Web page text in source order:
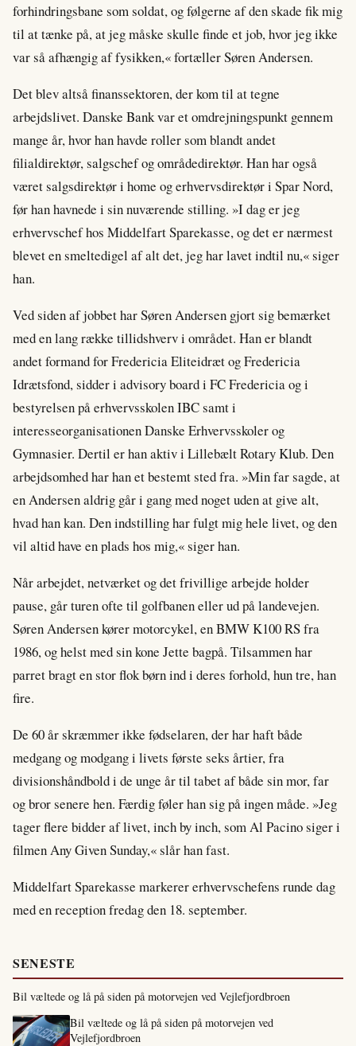
forhindringsbane som soldat, og følgerne af den skade fik mig
til at tænke på, at jeg måske skulle finde et job, hvor jeg ikke
var så afhængig af fysikken,« fortæller Søren Andersen.
Det blev altså finanssektoren, der kom til at tegne
arbejdslivet. Danske Bank var et omdrejningspunkt gennem
mange år, hvor han havde roller som blandt andet
filialdirektør, salgschef og områdedirektør. Han har også
været salgsdirektør i home og erhvervsdirektør i Spar Nord,
før han havnede i sin nuværende stilling. »I dag er jeg
erhvervschef hos Middelfart Sparekasse, og det er nærmest
blevet en smeltedigel af alt det, jeg har lavet indtil nu,« siger
han.
Ved siden af jobbet har Søren Andersen gjort sig bemærket
med en lang række tillidshverv i området. Han er blandt
andet formand for Fredericia Eliteidræt og Fredericia
Idrætsfond, sidder i advisory board i FC Fredericia og i
bestyrelsen på erhvervsskolen IBC samt i
interesseorganisationen Danske Erhvervsskoler og
Gymnasier. Dertil er han aktiv i Lillebælt Rotary Klub. Den
arbejdsomhed har han et bestemt sted fra. »Min far sagde, at
en Andersen aldrig går i gang med noget uden at give alt,
hvad han kan. Den indstilling har fulgt mig hele livet, og den
vil altid have en plads hos mig,« siger han.
Når arbejdet, netværket og det frivillige arbejde holder
pause, går turen ofte til golfbanen eller ud på landevejen.
Søren Andersen kører motorcykel, en BMW K100 RS fra
1986, og helst med sin kone Jette bagpå. Tilsammen har
parret bragt en stor flok børn ind i deres forhold, hun tre, han
fire.
De 60 år skræmmer ikke fødselaren, der har haft både
medgang og modgang i livets første seks årtier, fra
divisionshåndbold i de unge år til tabet af både sin mor, far
og bror senere hen. Færdig føler han sig på ingen måde. »Jeg
tager flere bidder af livet, inch by inch, som Al Pacino siger i
filmen Any Given Sunday,« slår han fast.
Middelfart Sparekasse markerer erhvervschefens runde dag
med en reception fredag den 18. september.
SENESTE
Bil væltede og lå på siden på motorvejen ved Vejlefjordbroen
Bil væltede og lå på siden på motorvejen ved
Vejlefjordbroen